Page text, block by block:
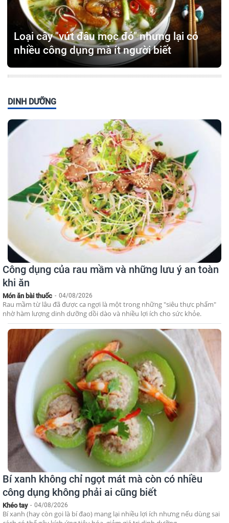
Loại cây "vứt đâu mọc đó" nhưng lại có
nhiều công dụng mà ít người biết
DINH DƯỠNG
Công dụng của rau mầm và những lưu ý an toàn
khi ăn
Món ăn bài thuốc - 04/08/2026
Rau mầm từ lâu đã được ca ngợi là một trong những "siêu thực phẩm"
nhờ hàm lượng dinh dưỡng dồi dào và nhiều lợi ích cho sức khỏe.
Bí xanh không chỉ ngọt mát mà còn có nhiều
công dụng không phải ai cũng biết
Khéo tay - 04/08/2026
Bí xanh (hay còn gọi là bí đao) mang lại nhiều lợi ích nhưng nếu dùng sai